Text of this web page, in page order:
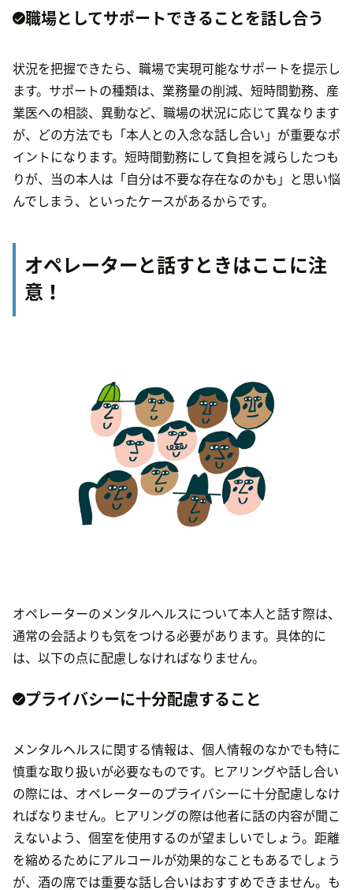
職場としてサポートできることを話し合う
状況を把握できたら、職場で実現可能なサポートを提示し
ます。サポートの種類は、業務量の削減、短時間勤務、産
業医への相談、異動など、職場の状況に応じて異なります
が、どの方法でも「本人との入念な話し合い」が重要なポ
イントになります。短時間勤務にして負担を減らしたつも
りが、当の本人は「自分は不要な存在なのかも」と思い悩
んでしまう、といったケースがあるからです。
オペレーターと話すときはここに注
意！
オペレーターのメンタルヘルスについて本人と話す際は、
通常の会話よりも気をつける必要があります。具体的に
は、以下の点に配慮しなければなりません。
プライバシーに十分配慮すること
メンタルヘルスに関する情報は、個人情報のなかでも特に
慎重な取り扱いが必要なものです。ヒアリングや話し合い
の際には、オペレーターのプライバシーに十分配慮しなけ
ればなりません。ヒアリングの際は他者に話の内容が聞こ
えないよう、個室を使用するのが望ましいでしょう。距離
を縮めるためにアルコールが効果的なこともあるでしょう
が、酒の席では重要な話し合いはおすすめできません。も